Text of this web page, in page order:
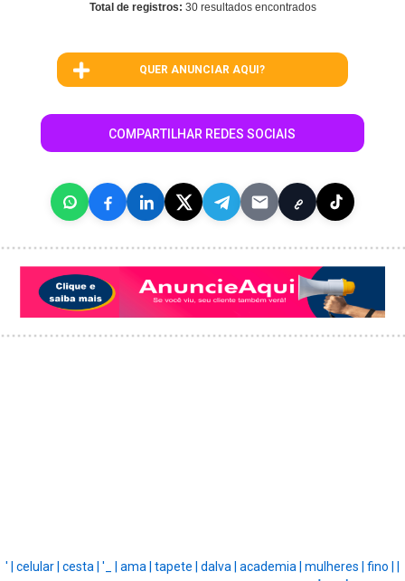
Total de registros: 30 resultados encontrados
QUER ANUNCIAR AQUI?
COMPARTILHAR REDES SOCIAIS
' | celular | cesta | '_ | ama | tapete | dalva | academia | mulheres | fino |